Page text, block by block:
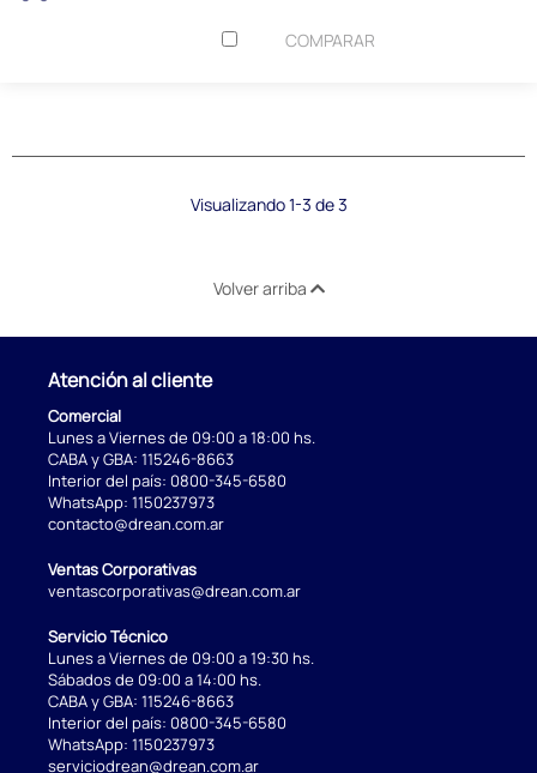
COMPARAR
Visualizando 1-3 de 3
Volver arriba
Atención al cliente
Comercial
Lunes a Viernes de 09:00 a 18:00 hs.
CABA y GBA: 115246-8663
Interior del país: 0800-345-6580
WhatsApp: 1150237973
contacto@drean.com.ar
Ventas Corporativas
ventascorporativas@drean.com.ar
Servicio Técnico
Lunes a Viernes de 09:00 a 19:30 hs.
Sábados de 09:00 a 14:00 hs.
CABA y GBA: 115246-8663
Interior del país: 0800-345-6580
WhatsApp: 1150237973
serviciodrean@drean.com.ar